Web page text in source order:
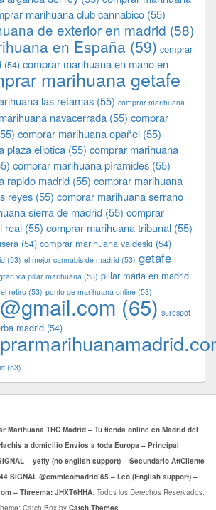
marihuana club cannabico (55)
de exterior en madrid (58)
en España (59) comprar
(54) comprar marihuana en mano en
marihuana getafe
las retamas (55) comprar marihuana
navacerrada (55) comprar
comprar marihuana opañel (55)
plaza eliptica (55) comprar marihuana
comprar marihuana pìramides (55)
rapido madrid (55) comprar marihuana
reyes (55) comprar marihuana serrano
sierra de madrid (55) comprar
real (55) comprar marihuana tribunal (55)
(54) comprar marihuana valdeski (54)
(53) el mejor cannabis de madrid (53) getafe
via pillar marihuana (53) pillar maria en madrid
retiro (53) punto de marihuana online (53)
(65) surespot
madrid (54)
(53)
Marihuana THC Madrid – Tu tienda online en Madrid del
a domicilio Envios a toda Europa – Principal
– yeffy (no english support) – Secundario AttCliente
SIGNAL @cmmleomadrid.65 – Leo (English support) –
– Threema: JHXT6HHA. Todos los Derechos Reservados.